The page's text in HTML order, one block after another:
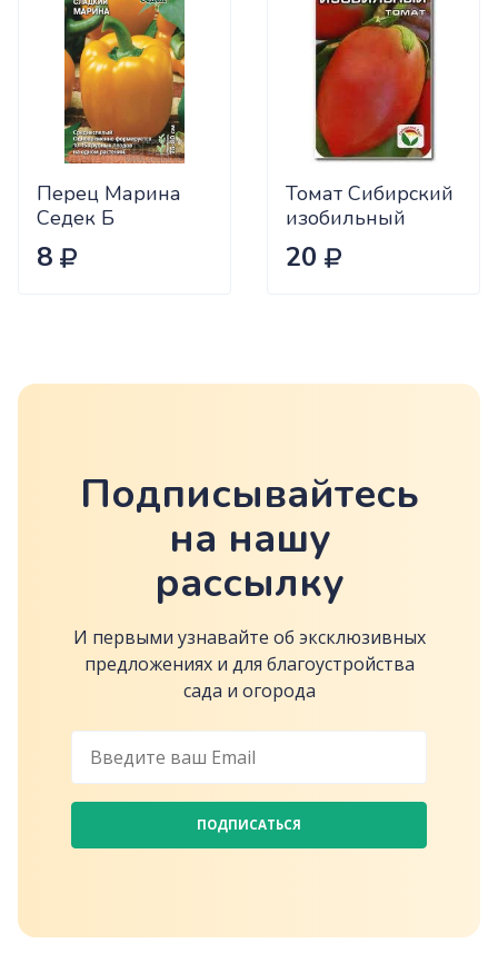
Перец Марина
Седек Б
8
Томат Сибирский
изобильный
Сиб.сад Ц
20
Подписывайтесь
на нашу
рассылку
И первыми узнавайте об эксклюзивных
предложениях и для благоустройства
сада и огорода
ПОДПИСАТЬСЯ